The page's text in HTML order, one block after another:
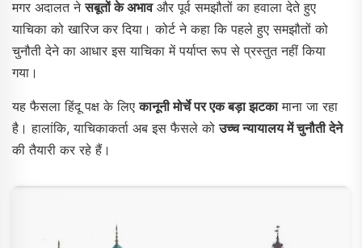
मगर अदालत नेसबूतों के अभावऔर पूर्व समझौतों का हवाला देते हुए
याचिका को खारिज कर दिया। कोर्ट ने कहा कि पहले हुए समझौतों को
चुनौती देने का आधार इस याचिका में पर्याप्त रूप से प्रस्तुत नहीं किया
गया।
यह फैसला हिंदू पक्ष के लिएकानूनी मोर्चे पर एक बड़ा झटकामाना जा रहा
है। हालांकि, याचिकाकर्ता अब इस फैसले कोउच्च न्यायालय में चुनौती देने
की तैयारी कर रहे हैं।